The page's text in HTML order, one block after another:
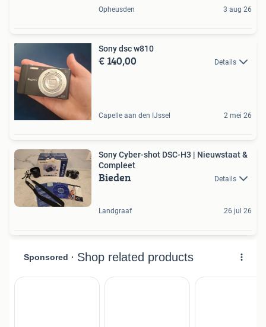
Opheusden 3 aug 26
Sony dsc w810
€ 140,00 Details
Capelle aan den IJssel 2 mei 26
Sony Cyber-shot DSC-H3 | Nieuwstaat &
Compleet
Bieden Details
Landgraaf 26 jul 26